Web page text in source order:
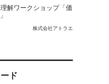
解ワークショップ「価
株式会社アトラエ
ド